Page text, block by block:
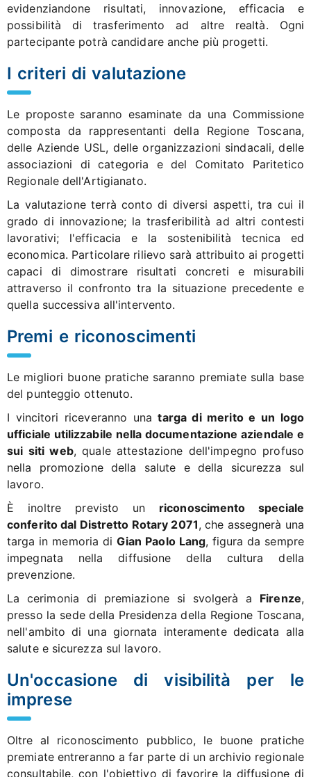
evidenziandone risultati, innovazione, efficacia e
possibilità di trasferimento ad altre realtà. Ogni
partecipante potrà candidare anche più progetti.
I criteri di valutazione
Le proposte saranno esaminate da una Commissione
composta da rappresentanti della Regione Toscana,
delle Aziende USL, delle organizzazioni sindacali, delle
associazioni di categoria e del Comitato Paritetico
Regionale dell'Artigianato.
La valutazione terrà conto di diversi aspetti, tra cui il
grado di innovazione; la trasferibilità ad altri contesti
lavorativi; l'efficacia e la sostenibilità tecnica ed
economica. Particolare rilievo sarà attribuito ai progetti
capaci di dimostrare risultati concreti e misurabili
attraverso il confronto tra la situazione precedente e
quella successiva all'intervento.
Premi e riconoscimenti
Le migliori buone pratiche saranno premiate sulla base
del punteggio ottenuto.
I vincitori riceveranno unatarga di merito e un logo
ufficiale utilizzabile nella documentazione aziendale e
sui siti web, quale attestazione dell'impegno profuso
nella promozione della salute e della sicurezza sul
lavoro.
È inoltre previsto un riconoscimento speciale
conferito dal Distretto Rotary 2071, che assegnerà una
targa in memoria di Gian Paolo Lang, figura da sempre
impegnata nella diffusione della cultura della
prevenzione.
La cerimonia di premiazione si svolgerà a Firenze,
presso la sede della Presidenza della Regione Toscana,
nell'ambito di una giornata interamente dedicata alla
salute e sicurezza sul lavoro.
Un'occasione di visibilità per le
imprese
Oltre al riconoscimento pubblico, le buone pratiche
premiate entreranno a far parte di un archivio regionale
consultabile, con l'obiettivo di favorire la diffusione di